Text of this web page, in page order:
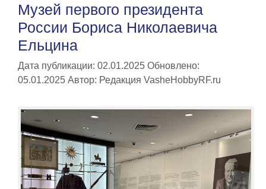
Музей первого президента
России Бориса Николаевича
Ельцина
Дата публикации: 02.01.2025 Обновлено:
05.01.2025 Автор: Редакция VasheHobbyRF.ru